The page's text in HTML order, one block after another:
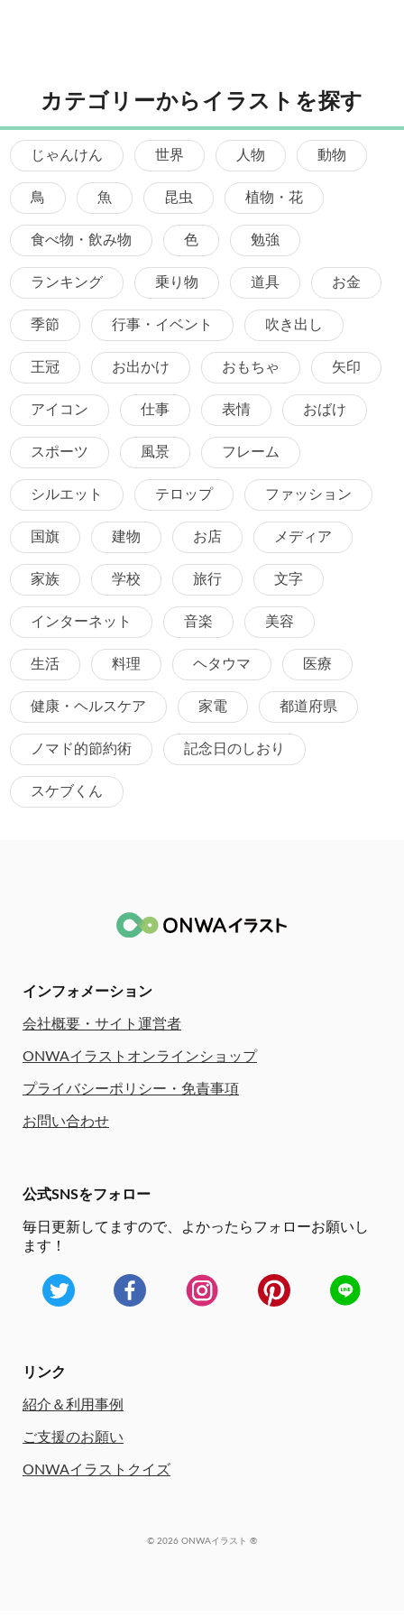
カテゴリーからイラストを探す
じゃんけん 世界 人物 動物
鳥 魚 昆虫 植物・花
食べ物・飲み物 色 勉強
ランキング 乗り物 道具 お金
季節 行事・イベント 吹き出し
王冠 お出かけ おもちゃ 矢印
アイコン 仕事 表情 おばけ
スポーツ 風景 フレーム
シルエット テロップ ファッション
国旗 建物 お店 メディア
家族 学校 旅行 文字
インターネット 音楽 美容
生活 料理 ヘタウマ 医療
健康・ヘルスケア 家電 都道府県
ノマド的節約術 記念日のしおり
スケブくん
インフォメーション
会社概要・サイト運営者
ONWAイラストオンラインショップ
プライバシーポリシー・免責事項
お問い合わせ
公式SNSをフォロー
毎日更新してますので、
よかったらフォローお願いし
ます！
リンク
紹介＆利用事例
ご支援のお願い
ONWAイラストクイズ
© 2026 ONWAイラスト ®